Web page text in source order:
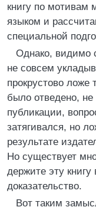
книгу по мотивам
языком и
специальной
Однако, видимо
не совсем
прокрустово ложе
было отведено,
публикации,
затягивался, но
результате
Но существует
держите эту книгу
доказательство.
Вот таким